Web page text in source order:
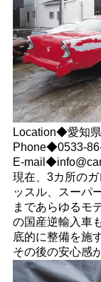
Location◆愛知
Phone◆0533-
E-
現在、3カ所の
ッスル、スーパ
まであらゆるモ
の国産逆輸入車
底的に整備を施
その後の安心感